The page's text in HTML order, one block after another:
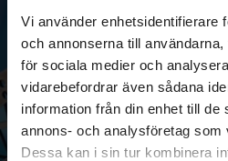
Vi använder enhetsidentifierare
och annonserna till
för sociala medier och
vidarebefordrar även sådana
information från din enhet till de
annons- och analysföretag som
Dessa kan i sin tur kombinera